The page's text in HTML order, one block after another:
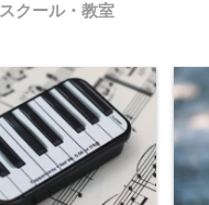
スクール・教室